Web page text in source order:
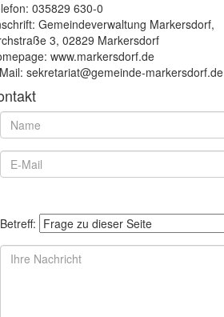
035829 630-0
Gemeindeverwaltung Markersdorf,
3, 02829 Markersdorf
www.markersdorf.de
sekretariat@gemeinde-markersdorf.de
Betreff: